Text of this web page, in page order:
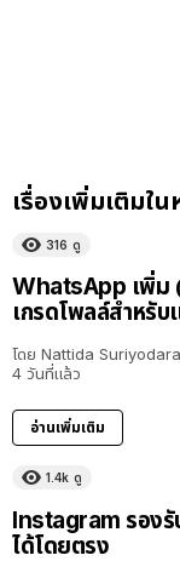
เรื่องเพิ่มเติมใ
316 ดู
WhatsApp เพิ่ม
เกรดโพลล์สำหรั
โดย Nattida Suriyodara
4 วันที่แล้ว
อ่านเพิ่มเติม
1.4k ดู
Instagram รอง
ได้โดยตรง